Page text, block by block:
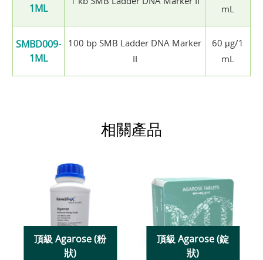
1ML
mL
SMBD009-
1ML
100 bp SMB Ladder DNA Marker
II
60 μg/1
mL
相關產品
頂級 Agarose (粉
狀)
頂級 Agarose (錠
狀)